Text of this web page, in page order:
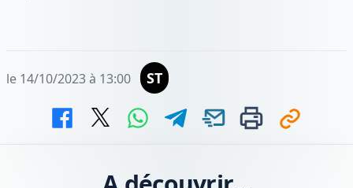
le 14/10/2023 à 13:00 ST